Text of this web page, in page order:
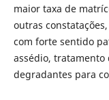
maior taxa de
outras
com forte sentido
assédio,
degradantes para